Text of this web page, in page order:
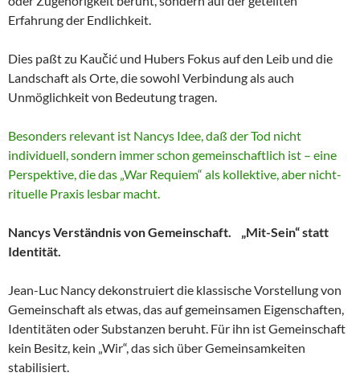
Erfahrung der Endlichkeit.
Dies paßt zu Kaučić und Hubers Fokus auf den Leib und die
Landschaft als Orte, die sowohl Verbindung als auch
Unmöglichkeit von Bedeutung tragen.
Besonders relevant ist Nancys Idee, daß der Tod nicht
individuell, sondern immer schon gemeinschaftlich ist – eine
Perspektive, die das „War Requiem“ als kollektive, aber nicht-
rituelle Praxis lesbar macht.
Nancys Verständnis von Gemeinschaft. „Mit-Sein“ statt
Identität.
Jean-Luc Nancy dekonstruiert die klassische Vorstellung von
Gemeinschaft als etwas, das auf gemeinsamen Eigenschaften,
Identitäten oder Substanzen beruht. Für ihn ist Gemeinschaft
kein Besitz, kein „Wir“, das sich über Gemeinsamkeiten
stabilisiert.